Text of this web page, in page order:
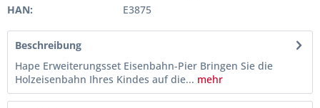
HAN:
E3875
Beschreibung
Hape Erweiterungsset Eisenbahn-Pier Bringen Sie die
Holzeisenbahn Ihres Kindes auf die... mehr